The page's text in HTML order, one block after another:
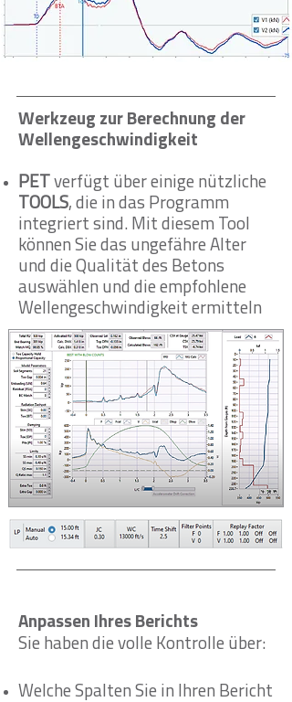
Werkzeug zur Berechnung der
Wellengeschwindigkeit
PET verfügt über einige nützliche
TOOLS, die in das Programm
integriert sind. Mit diesem Tool
können Sie das ungefähre Alter
und die Qualität des Betons
auswählen und die empfohlene
Wellengeschwindigkeit ermitteln
Anpassen Ihres Berichts
Sie haben die volle Kontrolle über:
Welche Spalten Sie in Ihren Bericht